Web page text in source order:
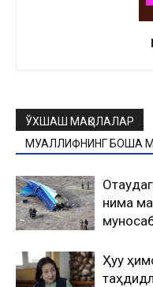
ЎХШАШ МАҚОЛАЛАР
МУАЛЛИФНИНГ БОШҚА
нима
Ҳуқуқ